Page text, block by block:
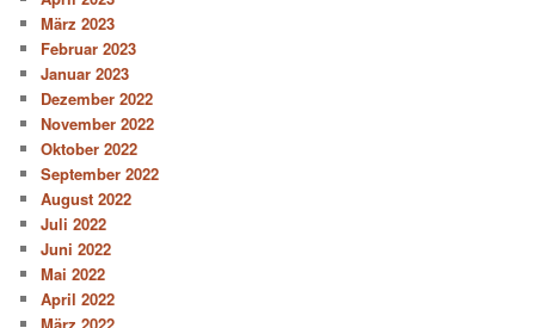
März 2023
Februar 2023
Januar 2023
Dezember 2022
November 2022
Oktober 2022
September 2022
August 2022
Juli 2022
Juni 2022
Mai 2022
April 2022